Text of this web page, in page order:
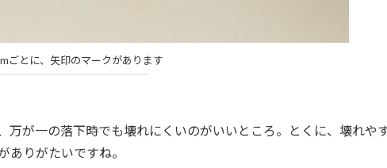
ごとに、矢印のマークがあります
が一の落下時でも壊れにくいのがいいところ。とくに、壊れや
りがたいですね。